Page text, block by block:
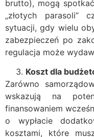
brutto), mogą
„złotych parasoli”
sytuacji, gdy wielu
zabezpieczeń po
regulacja może
Koszt dla
Zarówno
wskazują na
finansowaniem
o wypłacie
kosztami, które